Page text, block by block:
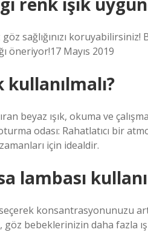
sağlığınızı koruyabilirsiniz!
öneriyor!17 Mayıs 2019
kullanılmalı?
beyaz ışık, okuma ve
odası: Rahatlatıcı bir
için idealdir.
lambası
konsantrasyonunuzu
bebeklerinizin daha fazla